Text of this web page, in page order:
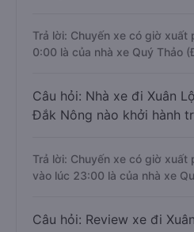
Trả lời: Chuyến xe có giờ xuất
0:00 là của nhà xe Quý Thảo
Câu hỏi: Nhà xe đi Xuân
Đắk Nông nào khởi hành
Trả lời: Chuyến xe có giờ xuất
vào lúc 23:00 là của nhà xe
Câu hỏi: Review xe đi